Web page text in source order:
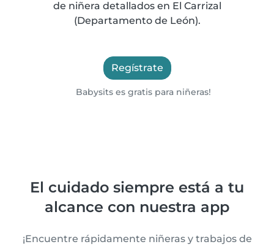
de niñera detallados en El Carrizal
(Departamento de León).
Regístrate
Babysits es gratis para niñeras!
El cuidado siempre está a tu
alcance con nuestra app
¡Encuentre rápidamente niñeras y trabajos de